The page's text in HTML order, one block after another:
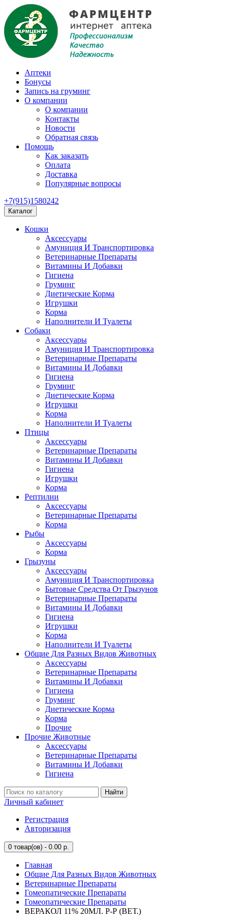
Аптеки
Бонусы
Запись на груминг
О компании
О компании
Контакты
Новости
Обратная связь
Помощь
Как заказать
Оплата
Доставка
Популярные вопросы
+7(915)1580242
Каталог
Кошки
Аксессуары
Амуниция И Транспортировка
Ветеринарные Препараты
Витамины И Добавки
Гигиена
Груминг
Диетические Корма
Игрушки
Корма
Наполнители И Туалеты
Собаки
Аксессуары
Амуниция И Транспортировка
Ветеринарные Препараты
Витамины И Добавки
Гигиена
Груминг
Диетические Корма
Игрушки
Корма
Наполнители И Туалеты
Птицы
Аксессуары
Ветеринарные Препараты
Витамины И Добавки
Гигиена
Игрушки
Корма
Рептилии
Аксессуары
Ветеринарные Препараты
Корма
Рыбы
Аксессуары
Корма
Грызуны
Аксессуары
Амуниция И Транспортировка
Бытовые Средства От Грызунов
Ветеринарные Препараты
Витамины И Добавки
Гигиена
Игрушки
Корма
Наполнители И Туалеты
Общие Для Разных Видов Животных
Аксессуары
Ветеринарные Препараты
Витамины И Добавки
Гигиена
Груминг
Диетические Корма
Корма
Прочие
Прочие Животные
Аксессуары
Ветеринарные Препараты
Витамины И Добавки
Гигиена
Найти
Личный кабинет
Регистрация
Авторизация
0 товар(ов) - 0.00 р.
Главная
Общие Для Разных Видов Животных
Ветеринарные Препараты
Гомеопатические Препараты
Гомеопатические Препараты
ВЕРАКОЛ 11% 20МЛ. Р-Р (ВЕТ.)